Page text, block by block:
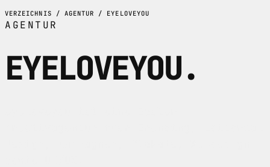
VERZEICHNIS / AGENTUR / EYELOVEYOU
AGENTUR
EYELOVEYOU.